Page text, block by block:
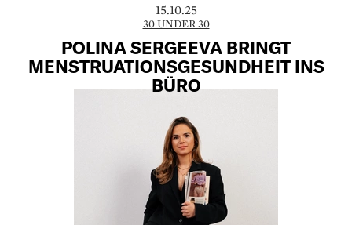
15.10.25
30 UNDER 30
POLINA SERGEEVA BRINGT
MENSTRUATIONSGESUNDHEIT INS
BÜRO